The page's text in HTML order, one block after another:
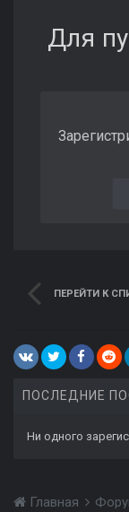
Для
ПЕРЕЙТИ К
ПОСЛЕДНИЕ
Ни одного
Главная